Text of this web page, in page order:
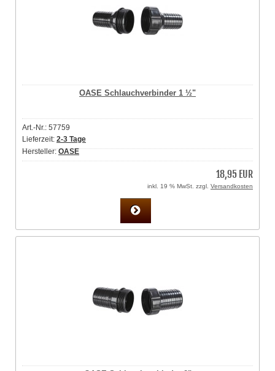
OASE Schlauchverbinder 1 ½"
Art.-Nr.: 57759
Lieferzeit: 2-3 Tage
Hersteller:OASE
18,95 EUR
inkl. 19 % MwSt. zzgl. Versandkosten